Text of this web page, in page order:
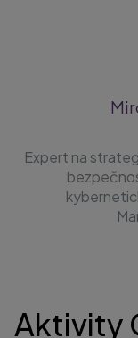
Expert na
Aktivity